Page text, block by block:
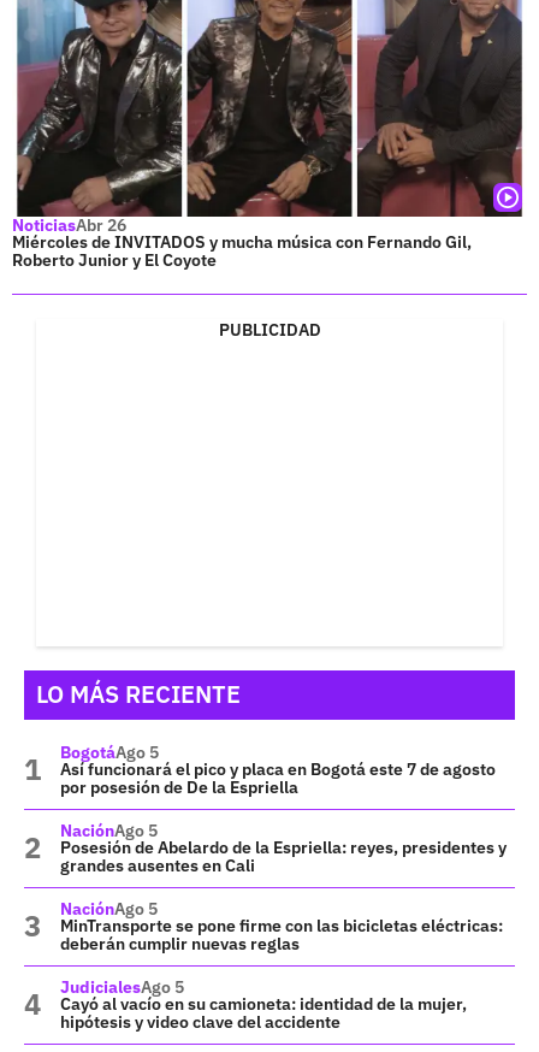
NoticiasAbr 26
Miércoles de INVITADOS y mucha música con Fernando Gil,
Roberto Junior y El Coyote
PUBLICIDAD
LO MÁS RECIENTE
BogotáAgo 5
Así funcionará el pico y placa en Bogotá este 7 de agosto
por posesión de De la Espriella
NaciónAgo 5
Posesión de Abelardo de la Espriella: reyes, presidentes y
grandes ausentes en Cali
NaciónAgo 5
MinTransporte se pone firme con las bicicletas eléctricas:
deberán cumplir nuevas reglas
JudicialesAgo 5
Cayó al vacío en su camioneta: identidad de la mujer,
hipótesis y video clave del accidente